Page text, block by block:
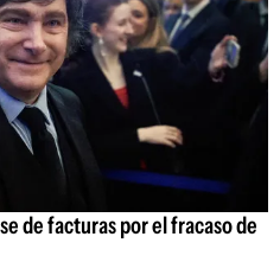
de facturas por el fracaso de